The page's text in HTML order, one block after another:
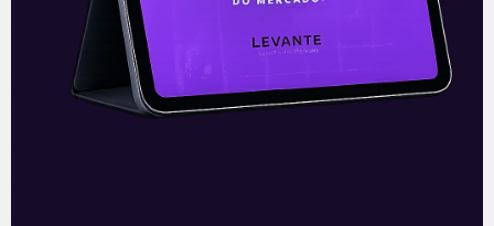
E Eu Com Isso? Semanal (18 a
22 de junho)
Depois de uma semana com muitos altos